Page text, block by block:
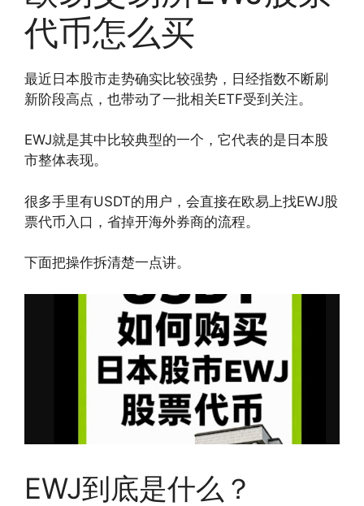
代币怎么买
最近日本股市走势确实比较强势，日经指数不断刷
新阶段高点，也带动了一批相关ETF受到关注。
EWJ就是其中比较典型的一个，它代表的是日本股
市整体表现。
很多手里有USDT的用户，会直接在欧易上找EWJ股
票代币入口，省掉开海外券商的流程。
下面把操作拆清楚一点讲。
EWJ到底是什么？